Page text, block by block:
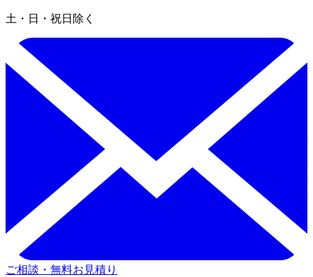
土・日・祝日除く
ご相談・無料お見積り